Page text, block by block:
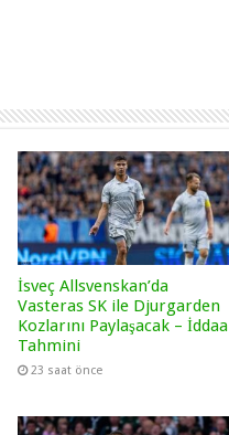
İsveç Allsvenskan’da
Vasteras SK ile Djurgarden
Kozlarını Paylaşacak – İddaa
Tahmini
23 saat önce